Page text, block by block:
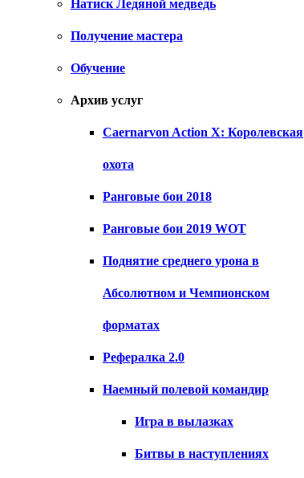
Натиск Ледяной медведь
Получение мастера
Обучение
Архив услуг
Caernarvon Action X: Королевская
охота
Ранговые бои 2018
Ранговые бои 2019 WOT
Поднятие среднего урона в
Абсолютном и Чемпионском
форматах
Рефералка 2.0
Наемный полевой командир
Игра в вылазках
Битвы в наступлениях